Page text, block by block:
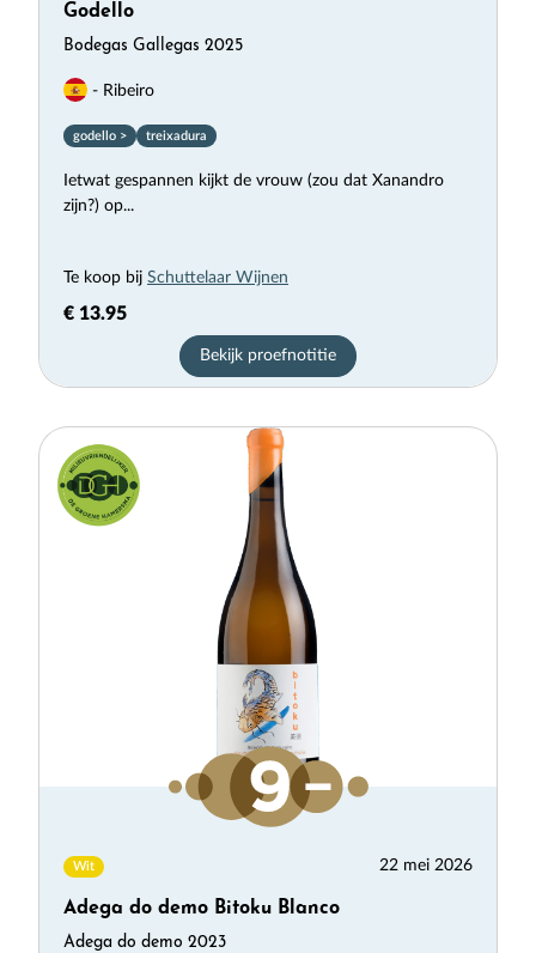
Godello
Bodegas Gallegas 2025
- Ribeiro
godello > treixadura
Ietwat gespannen kijkt de vrouw (zou dat Xanandro
zijn?) op...
Te koop bij Schuttelaar Wijnen
€ 13.95
Bekijk proefnotitie
Wit 22 mei 2026
Adega do demo Bitoku Blanco
Adega do demo 2023